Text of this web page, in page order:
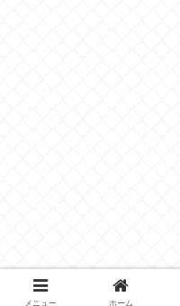
メニュー ホーム